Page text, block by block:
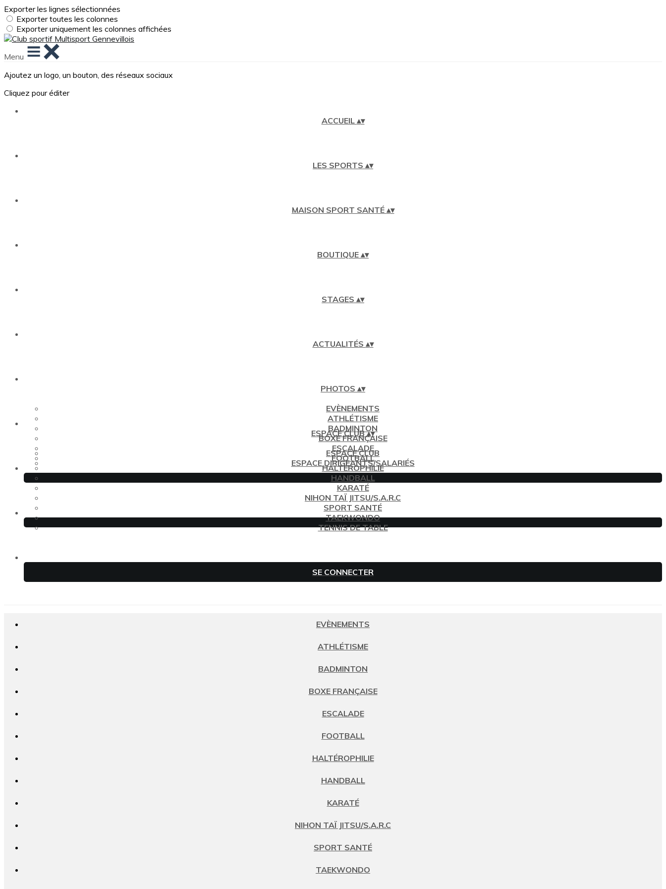
Exporter les lignes sélectionnées
Exporter toutes les colonnes
Exporter uniquement les colonnes affichées
Menu
Ajoutez un logo, un bouton, des réseaux sociaux
Cliquez pour éditer
ACCUEIL ▴▾
LES SPORTS ▴▾
MAISON SPORT SANTÉ ▴▾
BOUTIQUE ▴▾
STAGES ▴▾
ACTUALITÉS ▴▾
PHOTOS ▴▾
EVÈNEMENTS
ATHLÉTISME
BADMINTON
BOXE FRANÇAISE
ESCALADE
FOOTBALL
HALTÉROPHILIE
HANDBALL
KARATÉ
NIHON TAÏ JITSU/S.A.R.C
SPORT SANTÉ
TAEKWONDO
TENNIS DE TABLE
ESPACE CLUB▴▾
ESPACE CLUB
ESPACE DIRIGEANTS/SALARIÉS
SE CONNECTER
EVÈNEMENTS
ATHLÉTISME
BADMINTON
BOXE FRANÇAISE
ESCALADE
FOOTBALL
HALTÉROPHILIE
HANDBALL
KARATÉ
NIHON TAÏ JITSU/S.A.R.C
SPORT SANTÉ
TAEKWONDO